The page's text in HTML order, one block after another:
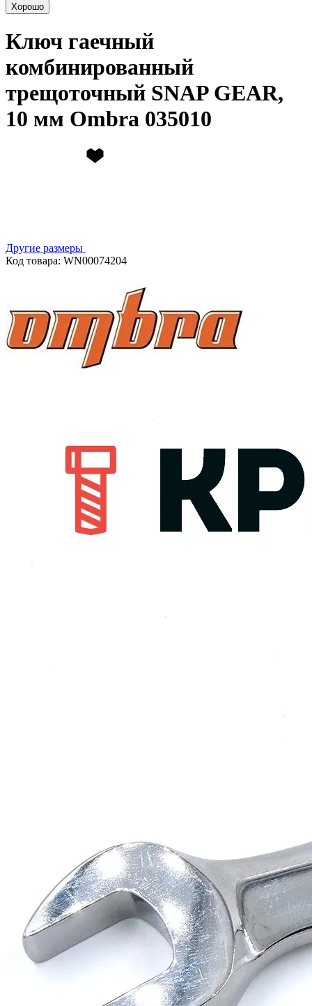
Хорошо
Ключ гаечный
комбинированный
трещоточный SNAP GEAR,
10 мм Ombra 035010
Другие размеры
Код товара: WN00074204